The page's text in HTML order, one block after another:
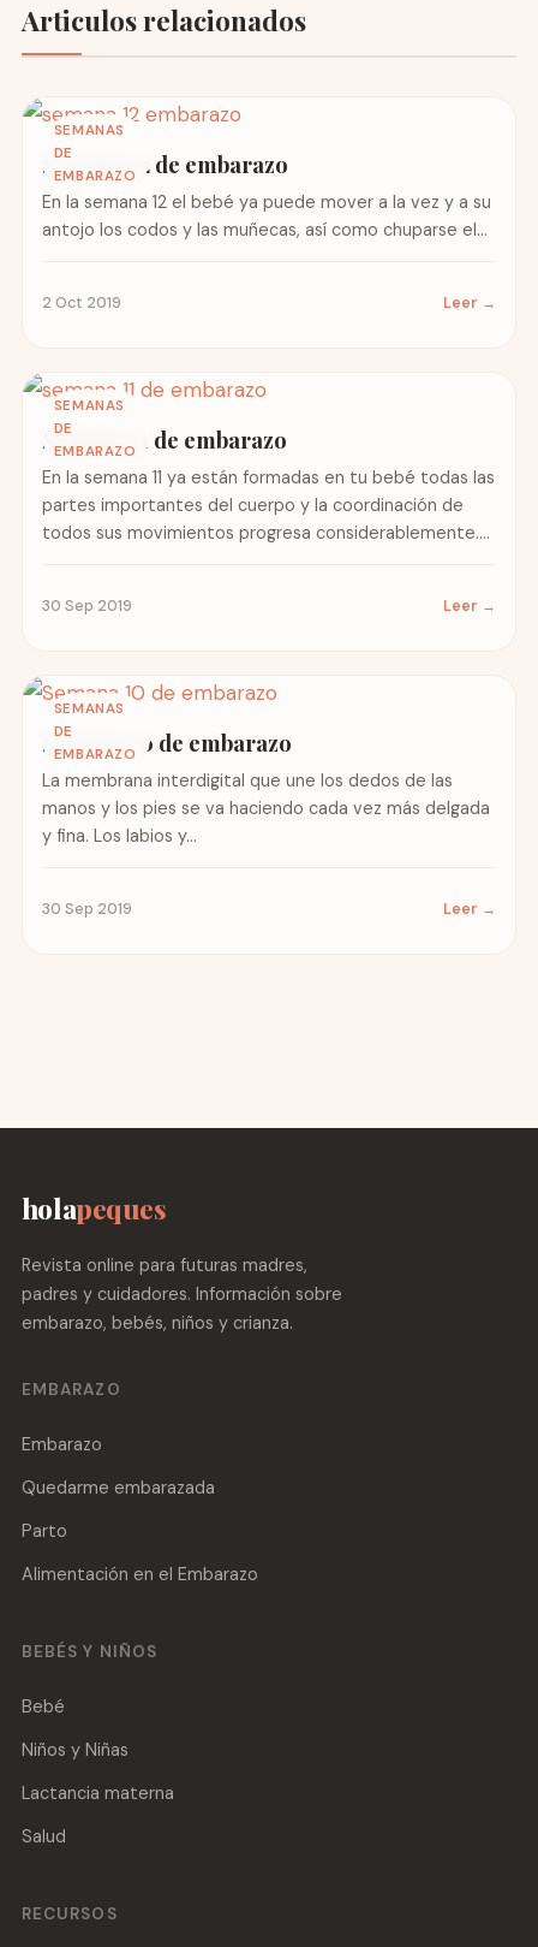
Articulos relacionados
SEMANAS
DE
EMBARAZO
Semana 12 de embarazo
En la semana 12 el bebé ya puede mover a la vez y a su
antojo los codos y las muñecas, así como chuparse el...
2 Oct 2019 Leer →
SEMANAS
DE
EMBARAZO
Semana 11 de embarazo
En la semana 11 ya están formadas en tu bebé todas las
partes importantes del cuerpo y la coordinación de
todos sus movimientos progresa considerablemente....
30 Sep 2019 Leer →
SEMANAS
DE
EMBARAZO
Semana 10 de embarazo
La membrana interdigital que une los dedos de las
manos y los pies se va haciendo cada vez más delgada
y fina. Los labios y...
30 Sep 2019 Leer →
holapeques
Revista online para futuras madres,
padres y cuidadores. Información sobre
embarazo, bebés, niños y crianza.
EMBARAZO
Embarazo
Quedarme embarazada
Parto
Alimentación en el Embarazo
BEBÉS Y NIÑOS
Bebé
Niños y Niñas
Lactancia materna
Salud
RECURSOS